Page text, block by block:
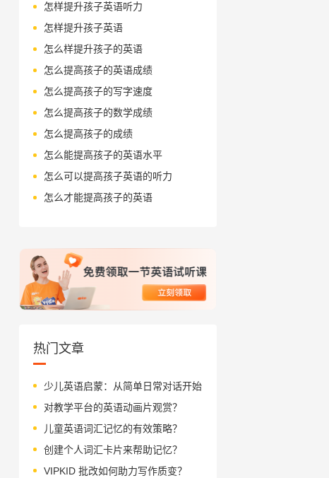
怎样提升孩子英语听力
怎样提升孩子英语
怎么样提升孩子的英语
怎么提高孩子的英语成绩
怎么提高孩子的写字速度
怎么提高孩子的数学成绩
怎么提高孩子的成绩
怎么能提高孩子的英语水平
怎么可以提高孩子英语的听力
怎么才能提高孩子的英语
热门文章
少儿英语启蒙：从简单日常对话开始
对教学平台的英语动画片观赏？
儿童英语词汇记忆的有效策略？
创建个人词汇卡片来帮助记忆？
VIPKID 批改如何助力写作质变？